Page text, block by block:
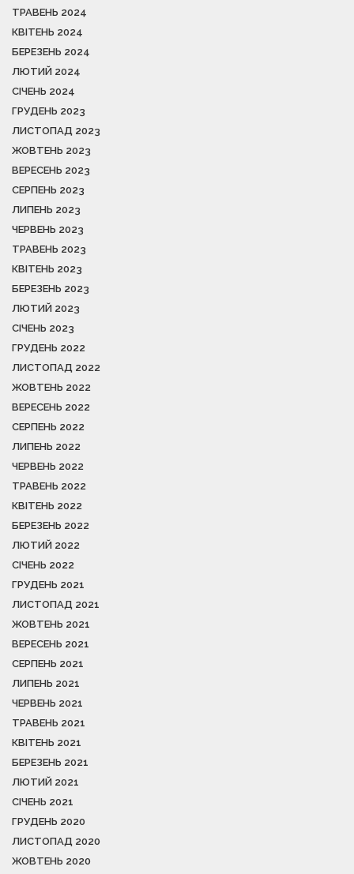
ТРАВЕНЬ 2024
КВІТЕНЬ 2024
БЕРЕЗЕНЬ 2024
ЛЮТИЙ 2024
СІЧЕНЬ 2024
ГРУДЕНЬ 2023
ЛИСТОПАД 2023
ЖОВТЕНЬ 2023
ВЕРЕСЕНЬ 2023
СЕРПЕНЬ 2023
ЛИПЕНЬ 2023
ЧЕРВЕНЬ 2023
ТРАВЕНЬ 2023
КВІТЕНЬ 2023
БЕРЕЗЕНЬ 2023
ЛЮТИЙ 2023
СІЧЕНЬ 2023
ГРУДЕНЬ 2022
ЛИСТОПАД 2022
ЖОВТЕНЬ 2022
ВЕРЕСЕНЬ 2022
СЕРПЕНЬ 2022
ЛИПЕНЬ 2022
ЧЕРВЕНЬ 2022
ТРАВЕНЬ 2022
КВІТЕНЬ 2022
БЕРЕЗЕНЬ 2022
ЛЮТИЙ 2022
СІЧЕНЬ 2022
ГРУДЕНЬ 2021
ЛИСТОПАД 2021
ЖОВТЕНЬ 2021
ВЕРЕСЕНЬ 2021
СЕРПЕНЬ 2021
ЛИПЕНЬ 2021
ЧЕРВЕНЬ 2021
ТРАВЕНЬ 2021
КВІТЕНЬ 2021
БЕРЕЗЕНЬ 2021
ЛЮТИЙ 2021
СІЧЕНЬ 2021
ГРУДЕНЬ 2020
ЛИСТОПАД 2020
ЖОВТЕНЬ 2020